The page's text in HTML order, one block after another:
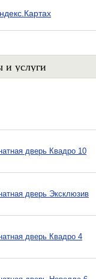
и услуги
дверь Квадро 10
дверь Эксклюзив
дверь Квадро 4